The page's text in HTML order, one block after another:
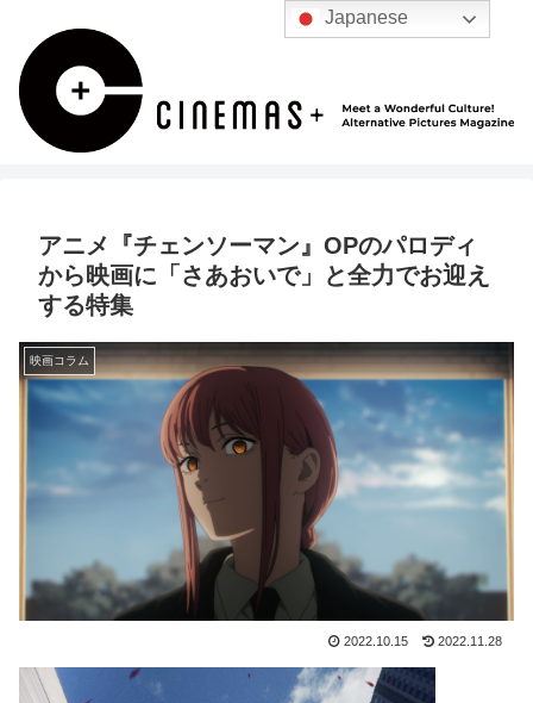
アニメ『チェンソーマン』OPのパロディ
から映画に「さあおいで」と全力でお迎え
する特集
映画コラム
2022.10.15 2022.11.28
Japanese